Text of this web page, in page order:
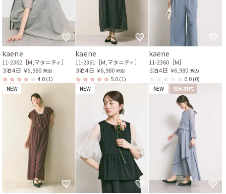
kaene
11-2362［M,マタニティ］
３泊４日 ￥6,980 (税込)
4.0(1)
kaene
11-2361［M,マタニティ］
３泊４日 ￥6,980 (税込)
5.0(1)
kaene
11-2360［M］
３泊４日 ￥6,980 (税込)
0.0(0)
NEW NEW NEW 授乳対応